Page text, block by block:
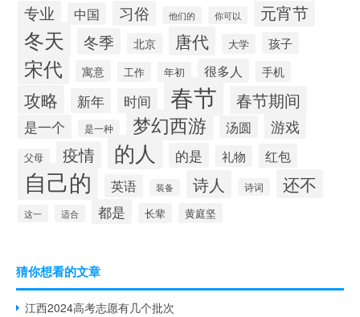
专业 中国 习俗 他们的 你可以 元宵节
冬天 冬季 北京 唐代 大学 孩子
宋代 寓意 工作 年初 很多人 手机
攻略 新年 时间 春节 春节期间
是一个 是一种 梦幻西游 汤圆 游戏
父母 疫情 的人 的是 礼物 红包
自己的 英语 装备 诗人 诗词 还不
这一 适合 都是 长辈 黄庭坚
猜你想看的文章
江西2024高考志愿有几个批次